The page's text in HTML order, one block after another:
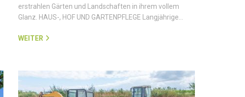
erstrahlen Gärten und Landschaften in ihrem vollem
Glanz. HAUS-, HOF UND GARTENPFLEGE Langjährige…
WEITER